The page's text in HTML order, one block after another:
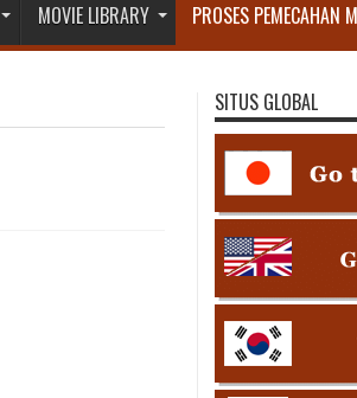
MOVIE LIBRARY PROSES PEMECAHAN
SITUS GLOBAL